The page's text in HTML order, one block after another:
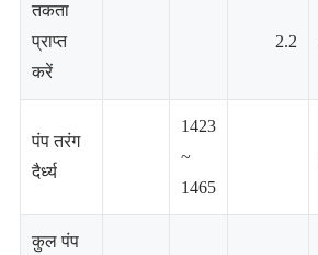
तकता
प्राप्त
करें
2.2
पंप तरंग
दैर्ध्य
1423
~
1465
कुल पंप